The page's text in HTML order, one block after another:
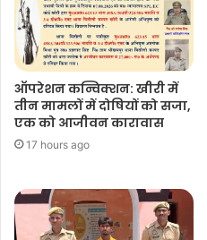
ऑपरेशन कन्विक्शन: खीरी में
तीन मामलों में दोषियों को सजा,
एक को आजीवन कारावास
17 hours ago